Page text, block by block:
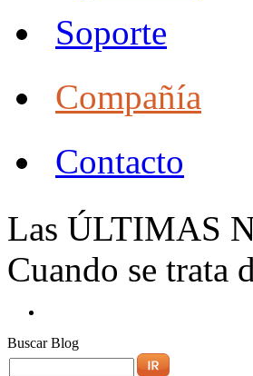
Soporte
Compañía
Contacto
Las ÚLTIMAS
Cuando se trata
Buscar Blog